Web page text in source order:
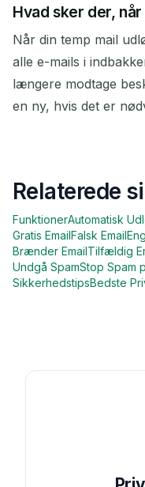
Hvad sker der,
Når din temp mail
alle e-mails i
længere modtage
en ny, hvis det er
Relaterede
FunktionerAutomatisk
Gratis EmailFalsk Email
Brænder EmailTilfældig
Undgå SpamStop Spam
SikkerhedstipsBedste